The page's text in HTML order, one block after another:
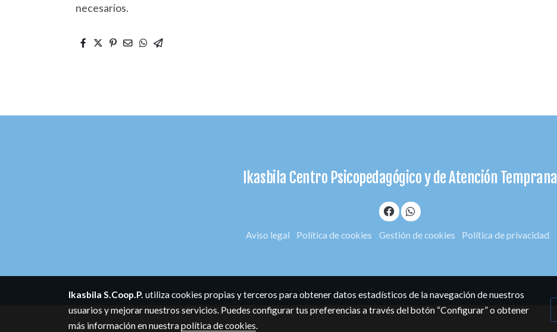
necesarios.
Ikasbila Centro Psicopedagógico y de Atención Temprana
Aviso legal Política de cookies Gestión de cookies Política de privacidad
Ikasbila S.Coop.P. utiliza cookies propias y terceros para obtener datos estadísticos de la navegación de nuestros
usuarios y mejorar nuestros servicios. Puedes configurar tus preferencias a través del botón “Configurar” o obtener
más información en nuestrapolítica de cookies.